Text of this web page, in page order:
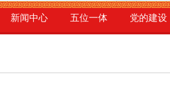
新闻中心 五位一体 党的建设